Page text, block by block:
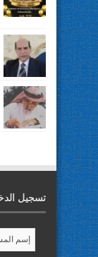
تسجيل